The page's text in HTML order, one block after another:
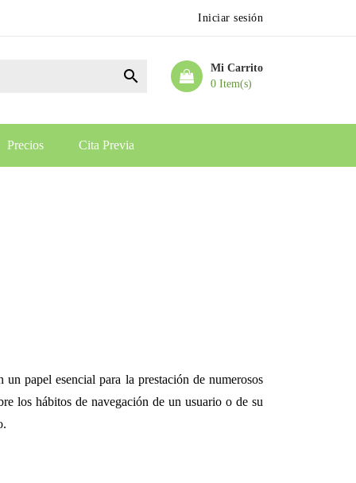
Iniciar sesión
Mi Carrito
0 Item(s)

Precios Cita Previa
papel esencial para la prestación de numerosos
los hábitos de navegación de un usuario o de su